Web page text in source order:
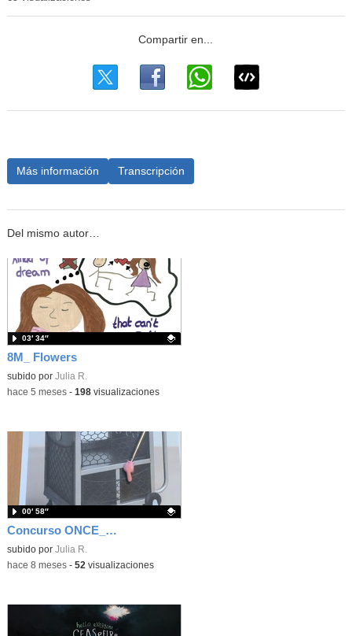
Más información Transcripción
Del mismo autor…
8M_ Flowers
Contenido educativo.
subido por Julia R.
03′ 34″
-hace 5 meses- 198visualizaciones
Concurso ONCE_ reto de noviembre (discapacidad motora) 5ºB
Contenido educativo.
subido por Julia R.
00′ 58″
-hace 8 meses- 52 visualizaciones